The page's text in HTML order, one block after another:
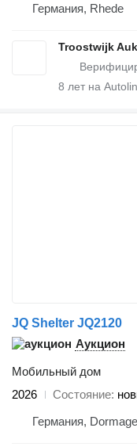
Германия, Rhede
Troostwijk
8 лет на
JQ Shelter JQ2120
Аукцион
Мобильный дом
2026
Состояние
Германия,